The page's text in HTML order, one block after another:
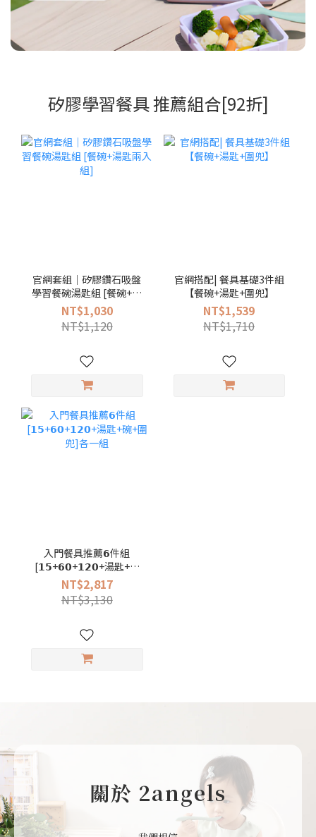
矽膠學習餐具 推薦組合[92折]
官網套組｜矽膠鑽石吸盤
學習餐碗湯匙組 [餐碗+湯
匙兩入組]
NT$1,030
NT$1,120
官網搭配| 餐具基礎3件組
【餐碗+湯匙+圍兜】
NT$1,539
NT$1,710
入門餐具推薦𝟲件組
[𝟭𝟱+𝟲𝟬+𝟭𝟮𝟬+湯匙+碗
+圍兜]各一組
NT$2,817
NT$3,130
關於 2angels